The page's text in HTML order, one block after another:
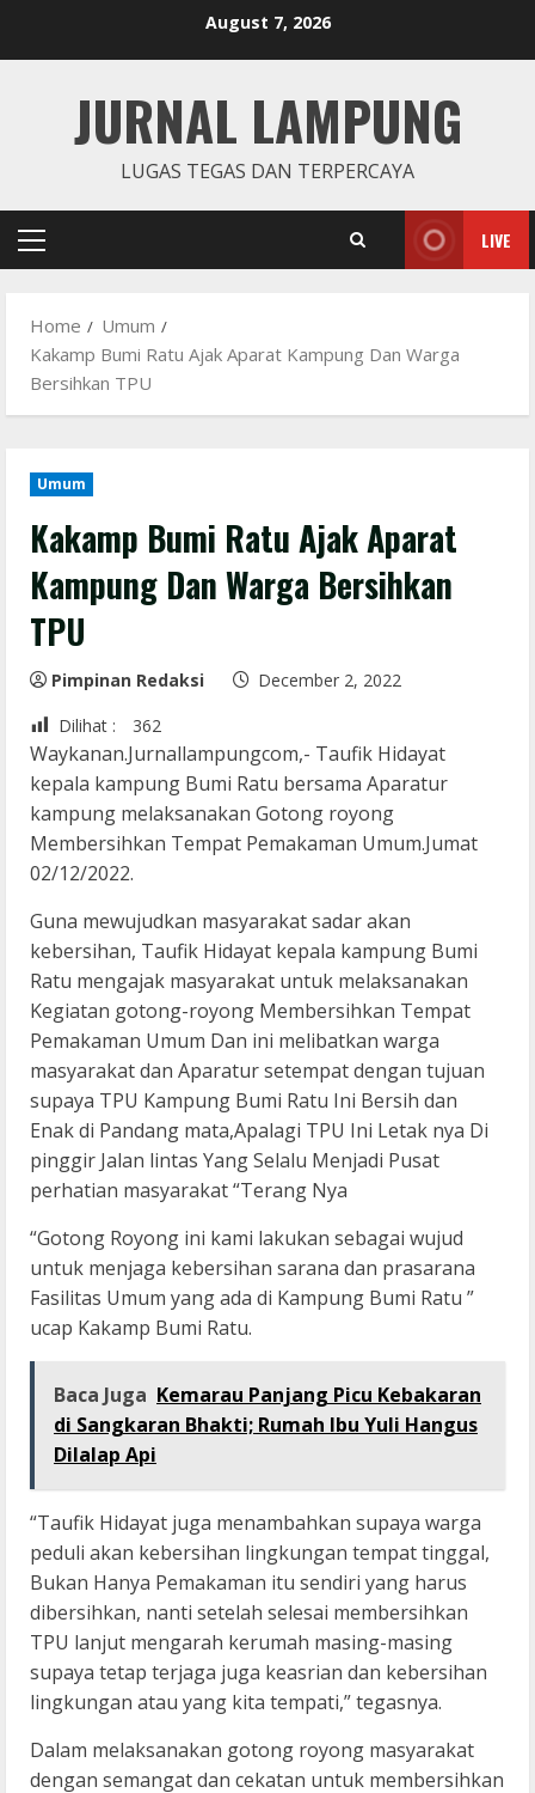
August 7, 2026
JURNAL LAMPUNG
LUGAS TEGAS DAN TERPERCAYA
Primary
LIVE
Home
Umum
Kakamp Bumi Ratu Ajak Aparat Kampung Dan Warga
Bersihkan TPU
Umum
Kakamp Bumi Ratu Ajak Aparat
Kampung Dan Warga Bersihkan
TPU
Pimpinan Redaksi
December 2, 2022
Dilihat :
362
Waykanan.Jurnallampungcom,- Taufik Hidayat
kepala kampung Bumi Ratu bersama Aparatur
kampung melaksanakan Gotong royong
Membersihkan Tempat Pemakaman Umum.Jumat
02/12/2022.
Guna mewujudkan masyarakat sadar akan
kebersihan, Taufik Hidayat kepala kampung Bumi
Ratu mengajak masyarakat untuk melaksanakan
Kegiatan gotong-royong Membersihkan Tempat
Pemakaman Umum Dan ini melibatkan warga
masyarakat dan Aparatur setempat dengan tujuan
supaya TPU Kampung Bumi Ratu Ini Bersih dan
Enak di Pandang mata,Apalagi TPU Ini Letak nya Di
pinggir Jalan lintas Yang Selalu Menjadi Pusat
perhatian masyarakat “Terang Nya
“Gotong Royong ini kami lakukan sebagai wujud
untuk menjaga kebersihan sarana dan prasarana
Fasilitas Umum yang ada di Kampung Bumi Ratu ”
ucap Kakamp Bumi Ratu.
Baca Juga Kemarau Panjang Picu Kebakaran
di Sangkaran Bhakti; Rumah Ibu Yuli Hangus
Dilalap Api
“Taufik Hidayat juga menambahkan supaya warga
peduli akan kebersihan lingkungan tempat tinggal,
Bukan Hanya Pemakaman itu sendiri yang harus
dibersihkan, nanti setelah selesai membersihkan
TPU lanjut mengarah kerumah masing-masing
supaya tetap terjaga juga keasrian dan kebersihan
lingkungan atau yang kita tempati,” tegasnya.
Dalam melaksanakan gotong royong masyarakat
dengan semangat dan cekatan untuk membersihkan